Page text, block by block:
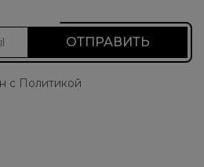
с Политикой